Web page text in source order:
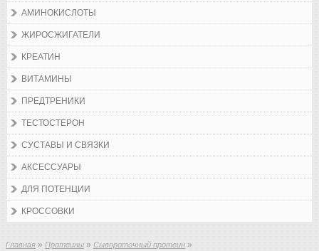
АМИНОКИСЛОТЫ
ЖИРОСЖИГАТЕЛИ
КРЕАТИН
ВИТАМИНЫ
ПРЕДТРЕНИКИ
ТЕСТОСТЕРОН
СУСТАВЫ И СВЯЗКИ
АКСЕССУАРЫ
ДЛЯ ПОТЕНЦИИ
КРОССОВКИ
Главная » Протеины » Сывороточный протеин »